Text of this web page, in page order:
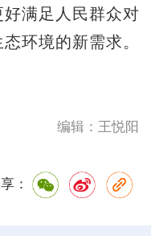
满足人民群众对
环境的新需求。
编辑：王悦阳
：